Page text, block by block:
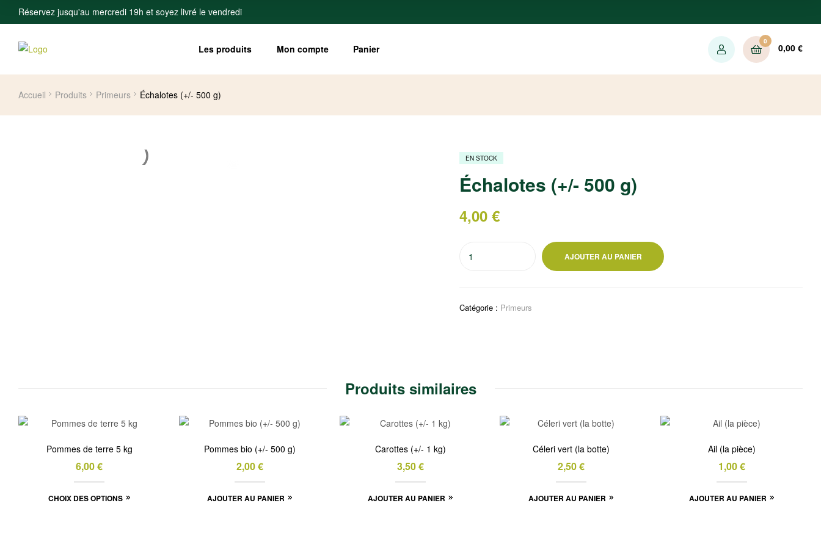
Réservez jusqu'au mercredi 19h et soyez livré le vendredi
Les produits Mon compte Panier
0
0,00 €
Accueil Produits Primeurs Échalotes (+/- 500 g)
EN STOCK
Échalotes (+/- 500 g)
4,00 €
500
AJOUTER AU PANIER
Catégorie : Primeurs
Produits similaires
Pommes de terre 5 kg
6,00€
CHOIX DES OPTIONS
Ce
Pommes bio (+/- 500 g)
2,00€
AJOUTER AU PANIER
Carottes (+/- 1 kg)
3,50€
AJOUTER AU PANIER
Céleri vert (la botte)
2,50€
AJOUTER AU PANIER
Ail (la pièce)
1,00€
AJOUTER AU PANIER